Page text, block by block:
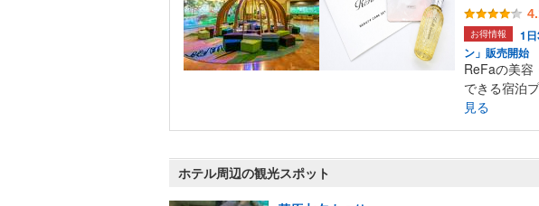
お得情報
1
ン」販売開始
ReFaの美容
できる宿泊
見る
ホテル周辺の観光スポット